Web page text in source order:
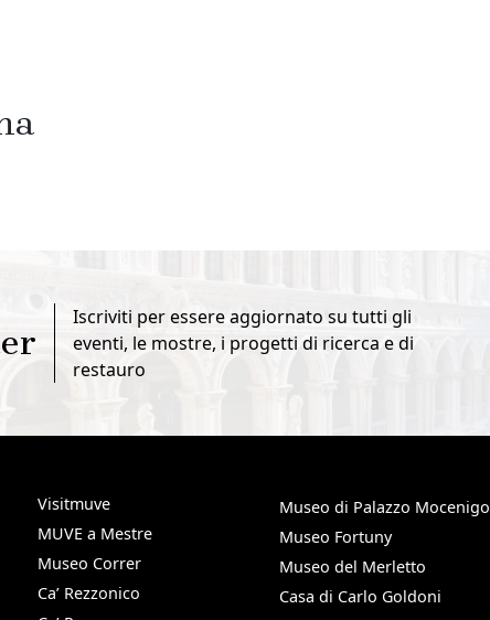
Iscriviti per essere aggiornato su tutti gli
eventi, le mostre, i progetti di ricerca e di
restauro
Visitmuve
MUVE a Mestre
Museo Correr
Ca’ Rezzonico
Museo di Palazzo Mocenigo
Museo Fortuny
Museo del Merletto
Casa di Carlo Goldoni